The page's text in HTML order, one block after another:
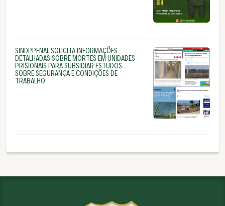
SINDPPENAL SOLICITA INFORMAÇÕES
DETALHADAS SOBRE MORTES EM UNIDADES
PRISIONAIS PARA SUBSIDIAR ESTUDOS
SOBRE SEGURANÇA E CONDIÇÕES DE
TRABALHO